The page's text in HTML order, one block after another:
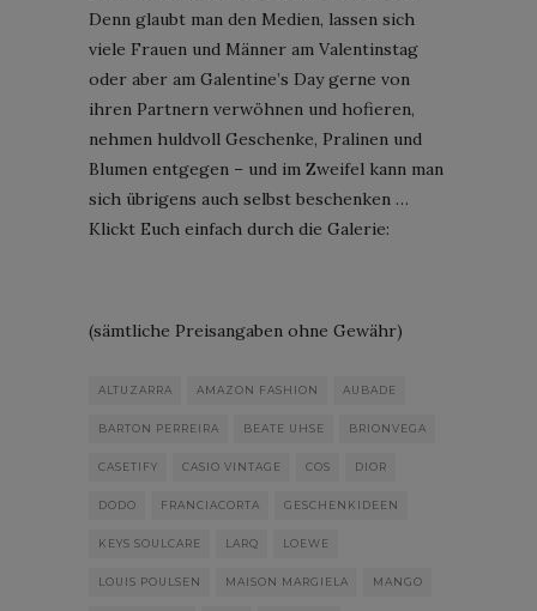
Denn glaubt man den Medien, lassen sich
viele Frauen und Männer am Valentinstag
oder aber am Galentine’s Day gerne von
ihren Partnern verwöhnen und hofieren,
nehmen huldvoll Geschenke, Pralinen und
Blumen entgegen – und im Zweifel kann man
sich übrigens auch selbst beschenken …
Klickt Euch einfach durch die Galerie:
(sämtliche Preisangaben ohne Gewähr)
ALTUZARRA AMAZON FASHION AUBADE
BARTON PERREIRA BEATE UHSE BRIONVEGA
CASETIFY CASIO VINTAGE COS DIOR
DODO FRANCIACORTA GESCHENKIDEEN
KEYS SOULCARE LARQ LOEWE
LOUIS POULSEN MAISON MARGIELA MANGO